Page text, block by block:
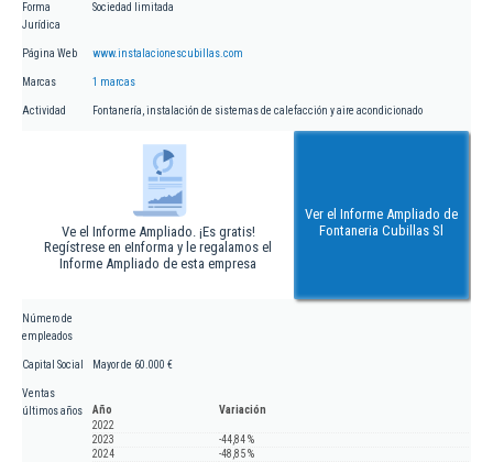
Forma
Jurídica
Sociedad limitada
Página Web www.instalacionescubillas.com
Marcas 1 marcas
Actividad Fontanería, instalación de sistemas de calefacción y aire acondicionado
Ve el Informe Ampliado. ¡Es gratis!
Regístrese en eInforma y le regalamos el
Informe Ampliado de esta empresa
Ver el Informe Ampliado de
Fontaneria Cubillas Sl
Número de
empleados
Capital Social Mayor de 60.000 €
Ventas
últimos años
Año
Variación
2022
2023
-44,84 %
2024
-48,85 %